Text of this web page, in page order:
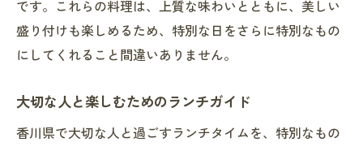
です。これらの料理は、上質な味わいとともに、美しい
盛り付けも楽しめるため、特別な日をさらに特別なもの
にしてくれること間違いありません。
大切な人と楽しむためのランチガイド
香川県で大切な人と過ごすランチタイムを、特別なもの